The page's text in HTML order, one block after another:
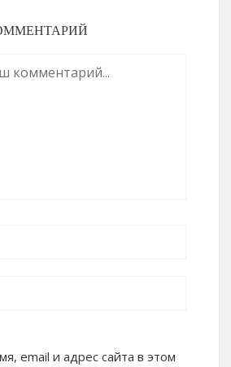
email и адрес сайта в этом